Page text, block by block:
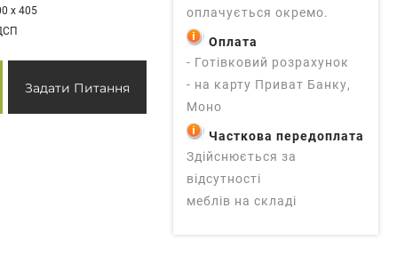
х 405
Задати Питання
оплачується окремо.
Оплата
- Готівковий розрахунок
- на карту Приват Банку,
Моно
Часткова передоплата
Здійснюється за
відсутності
меблів на складі